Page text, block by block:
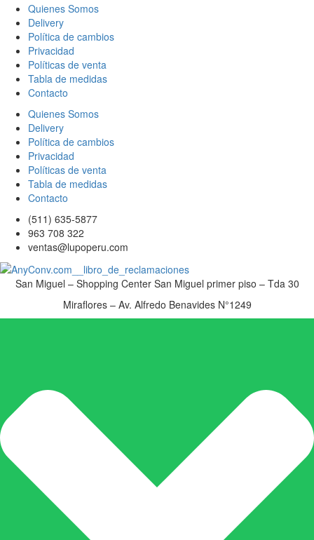
Quienes Somos
Delivery
Política de cambios
Privacidad
Políticas de venta
Tabla de medidas
Contacto
Quienes Somos
Delivery
Política de cambios
Privacidad
Políticas de venta
Tabla de medidas
Contacto
(511) 635-5877
963 708 322
ventas@lupoperu.com
San Miguel – Shopping Center San Miguel primer piso – Tda 30
Miraflores – Av. Alfredo Benavides N°1249